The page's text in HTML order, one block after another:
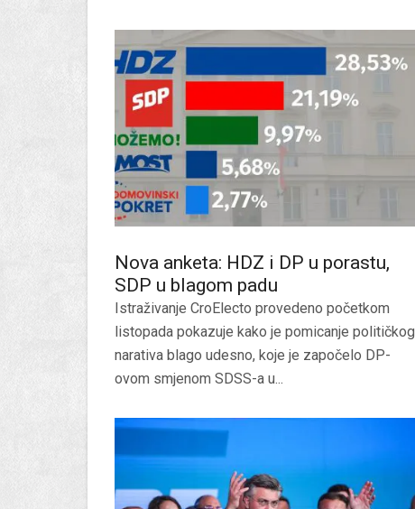
Nova anketa: HDZ i DP u porastu,
SDP u blagom padu
Istraživanje CroElecto provedeno početkom
listopada pokazuje kako je pomicanje političkog
narativa blago udesno, koje je započelo DP-
ovom smjenom SDSS-a u...